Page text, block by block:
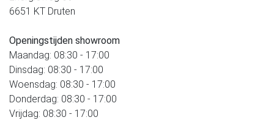
6651 KT Druten
Openingstijden showroom
Maandag: 08:30 - 17:00
Dinsdag: 08:30 - 17:00
Woensdag: 08:30 - 17:00
Donderdag: 08:30 - 17:00
Vrijdag: 08:30 - 17:00